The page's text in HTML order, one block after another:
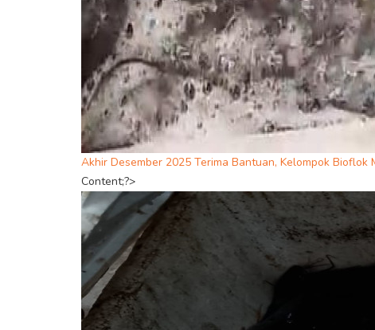
Akhir Desember 2025 Terima Bantuan, Kelompok Bioflok
Content;?>